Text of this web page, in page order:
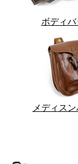
ボディ
メディス